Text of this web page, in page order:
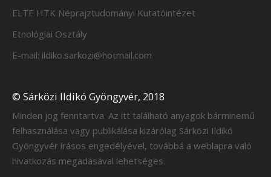
ELTE HTK Néprajztudományi Kutatóintézet
Etnológiai Osztály
E-mail: ildiko.sarkozi@hotmail.com
© Sárközi Ildikó Gyöngyvér, 2018
Minden jog fenntartva. Az itt található anyagok bárminemű
felhasználása vagy publikálása kizárólag Sárközi Ildikó
Gyöngyvér írásos engedélyével, továbbá a weblapra való
hivatkozás megadásával lehetséges.